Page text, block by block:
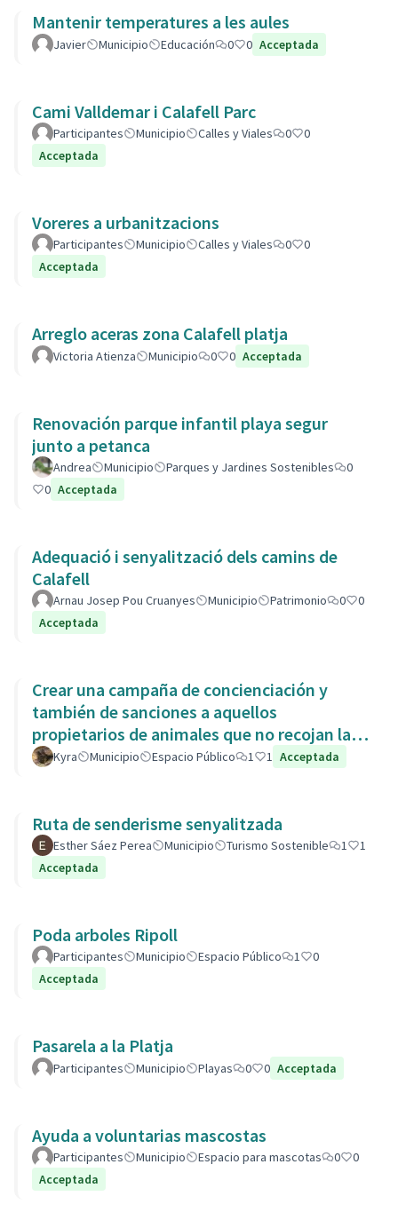
Mantenir temperatures a les aules
Javier Municipio Educación 0 0 Acceptada
Cami Valldemar i Calafell Parc
Participantes Municipio Calles y Viales 0
0
Acceptada
Voreres a urbanitzacions
Participantes Municipio Calles y Viales 0
0
Acceptada
Arreglo aceras zona Calafell platja
Victoria Atienza Municipio 0 0 Acceptada
Renovación parque infantil playa segur
junto a petanca
Andrea Municipio Parques y Jardines Sostenibles
0
0 Acceptada
Adequació i senyalització dels camins de
Calafell
Arnau Josep Pou Cruanyes Municipio Patrimonio 0
0
Acceptada
Crear una campaña de concienciación y
también de sanciones a aquellos
propietarios de animales que no recojan las
heces de las aceras. Es responsabili
Kyra Municipio Espacio Público 1 1 Acceptada
Ruta de senderisme senyalitzada
Esther Sáez Perea Municipio Turismo Sostenible 1
1
Acceptada
Poda arboles Ripoll
Participantes Municipio Espacio Público 1
0
Acceptada
Pasarela a la Platja
Participantes Municipio Playas 0 0 Acceptada
Ayuda a voluntarias mascostas
Participantes Municipio Espacio para mascotas 0
0
Acceptada